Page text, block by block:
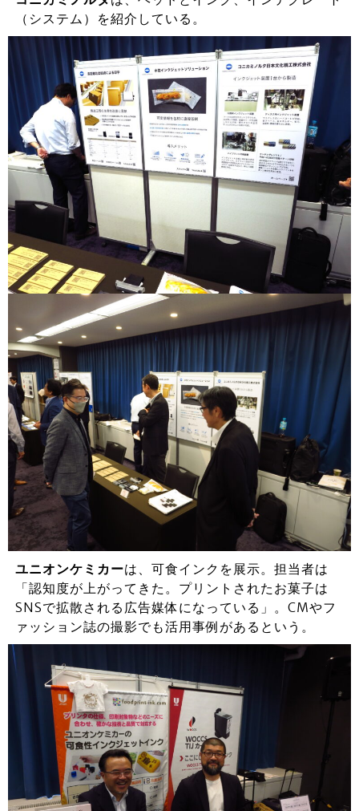
（システム）を紹介している。
ユニオンケミカーは、可食インクを展示。担当者は
「認知度が上がってきた。プリントされたお菓子は
SNSで拡散される広告媒体になっている」。CMやフ
ァッション誌の撮影でも活用事例があるという。